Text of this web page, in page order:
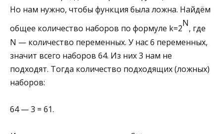
Но нам нужно, чтобы функция была ложна. Найдём
общее количество наборов по формуле k=2
N
, где
N — количество переменных. У нас 6 переменных,
значит всего наборов 64. Из них 3 нам не
подходят. Тогда количество подходящих (ложных)
наборов:
64 — 3 = 61.